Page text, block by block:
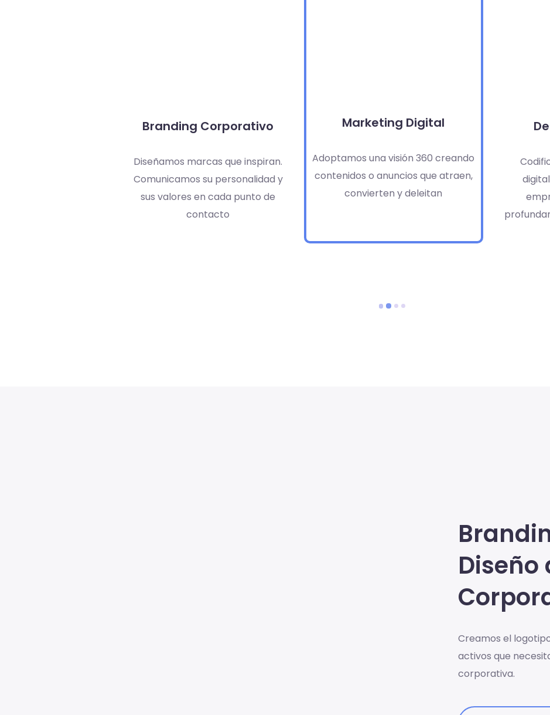
Branding Corporativo
Diseñamos marcas que inspiran.
Comunicamos su personalidad y
sus valores en cada punto de
contacto
Marketing Digital
Adoptamos una visión 360 creando
contenidos o anuncios que atraen,
convierten y deleitan
Diseño
Creamos el
activos que
corporativa.